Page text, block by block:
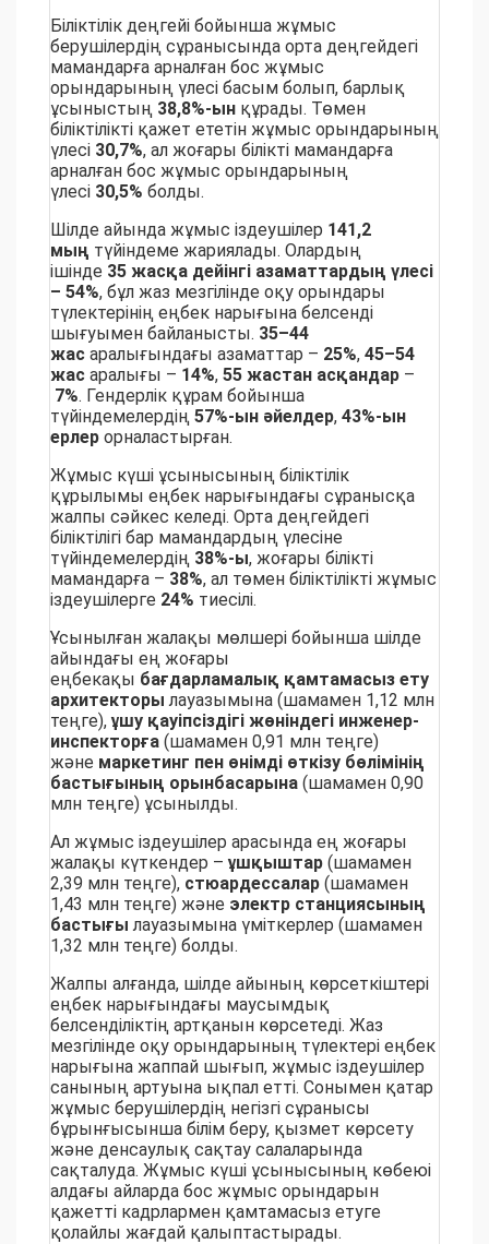
Біліктілік деңгейі бойынша жұмыс
берушілердің сұранысында орта деңгейдегі
мамандарға арналған бос жұмыс
орындарының үлесі басым болып, барлық
ұсыныстың 38,8%-ын құрады. Төмен
біліктілікті қажет ететін жұмыс орындарының
үлесі 30,7%, ал жоғары білікті мамандарға
арналған бос жұмыс орындарының
үлесі 30,5% болды.
Шілде айында жұмыс іздеушілер 141,2
мың түйіндеме жариялады. Олардың
ішінде 35 жасқа дейінгі азаматтардың үлесі
– 54%, бұл жаз мезгілінде оқу орындары
түлектерінің еңбек нарығына белсенді
шығуымен байланысты. 35–44
жас аралығындағы азаматтар – 25%, 45–54
жас аралығы – 14%, 55 жастан асқандар –
7%. Гендерлік құрам бойынша
түйіндемелердің 57%-ын әйелдер, 43%-ын
ерлер орналастырған.
Жұмыс күші ұсынысының біліктілік
құрылымы еңбек нарығындағы сұранысқа
жалпы сәйкес келеді. Орта деңгейдегі
біліктілігі бар мамандардың үлесіне
түйіндемелердің 38%-ы, жоғары білікті
мамандарға – 38%, ал төмен біліктілікті жұмыс
іздеушілерге 24% тиесілі.
Ұсынылған жалақы мөлшері бойынша шілде
айындағы ең жоғары
еңбекақы бағдарламалық қамтамасыз ету
архитекторы лауазымына (шамамен 1,12 млн
теңге),ұшу қауіпсіздігі жөніндегі инженер-
инспекторға (шамамен 0,91 млн теңге)
және маркетинг пен өнімді өткізу бөлімінің
бастығының орынбасарына (шамамен 0,90
млн теңге) ұсынылды.
Ал жұмыс іздеушілер арасында ең жоғары
жалақы күткендер –ұшқыштар (шамамен
2,39 млн теңге), стюардессалар (шамамен
1,43 млн теңге) және электр станциясының
бастығы лауазымына үміткерлер (шамамен
1,32 млн теңге) болды.
Жалпы алғанда, шілде айының көрсеткіштері
еңбек нарығындағы маусымдық
белсенділіктің артқанын көрсетеді. Жаз
мезгілінде оқу орындарының түлектері еңбек
нарығына жаппай шығып, жұмыс іздеушілер
санының артуына ықпал етті. Сонымен қатар
жұмыс берушілердің негізгі сұранысы
бұрынғысынша білім беру, қызмет көрсету
және денсаулық сақтау салаларында
сақталуда. Жұмыс күші ұсынысының көбеюі
алдағы айларда бос жұмыс орындарын
қажетті кадрлармен қамтамасыз етуге
қолайлы жағдай қалыптастырады.